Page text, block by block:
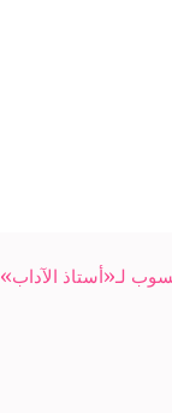
لـ«أستاذ الآداب»